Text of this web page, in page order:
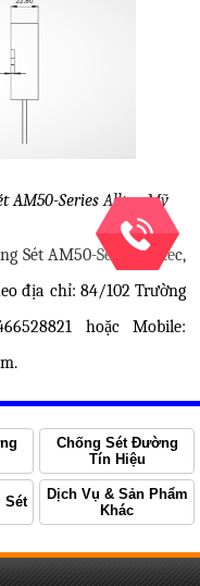
AM50-Series Alltec Mỹ
Sét AM50-Series Alltec,
địa chỉ: 84/102 Trường
hoặc Mobile:
Chống Sét Đường
Tín Hiệu
Sét
Dịch Vụ & Sản Phẩm
Khác